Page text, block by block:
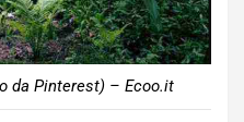
da Pinterest) – Ecoo.it